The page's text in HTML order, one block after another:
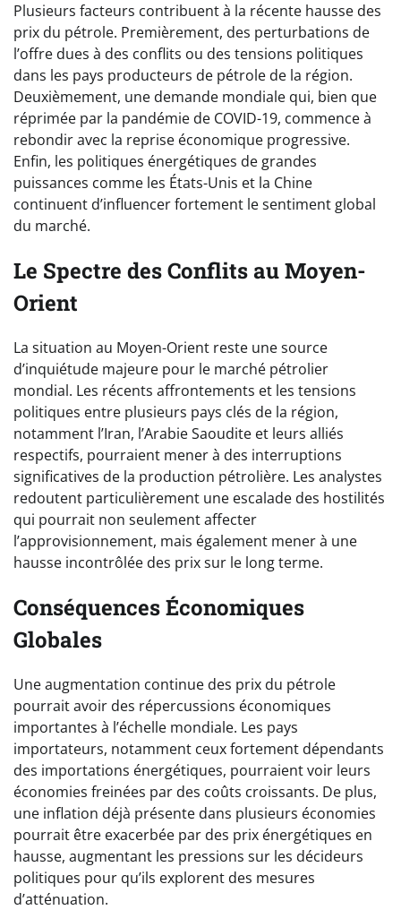
Plusieurs facteurs contribuent à la récente hausse des
prix du pétrole. Premièrement, des perturbations de
l’offre dues à des conflits ou des tensions politiques
dans les pays producteurs de pétrole de la région.
Deuxièmement, une demande mondiale qui, bien que
réprimée par la pandémie de COVID-19, commence à
rebondir avec la reprise économique progressive.
Enfin, les politiques énergétiques de grandes
puissances comme les États-Unis et la Chine
continuent d’influencer fortement le sentiment global
du marché.
Le Spectre des Conflits au Moyen-
Orient
La situation au Moyen-Orient reste une source
d’inquiétude majeure pour le marché pétrolier
mondial. Les récents affrontements et les tensions
politiques entre plusieurs pays clés de la région,
notamment l’Iran, l’Arabie Saoudite et leurs alliés
respectifs, pourraient mener à des interruptions
significatives de la production pétrolière. Les analystes
redoutent particulièrement une escalade des hostilités
qui pourrait non seulement affecter
l’approvisionnement, mais également mener à une
hausse incontrôlée des prix sur le long terme.
Conséquences Économiques
Globales
Une augmentation continue des prix du pétrole
pourrait avoir des répercussions économiques
importantes à l’échelle mondiale. Les pays
importateurs, notamment ceux fortement dépendants
des importations énergétiques, pourraient voir leurs
économies freinées par des coûts croissants. De plus,
une inflation déjà présente dans plusieurs économies
pourrait être exacerbée par des prix énergétiques en
hausse, augmentant les pressions sur les décideurs
politiques pour qu’ils explorent des mesures
d’atténuation.